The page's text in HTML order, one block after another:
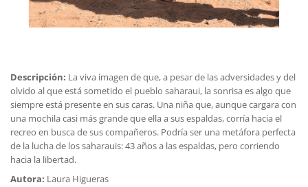
Descripción: La viva imagen de que, a pesar de las adversidades y del
olvido al que está sometido el pueblo saharaui, la sonrisa es algo que
siempre está presente en sus caras. Una niña que, aunque cargara con
una mochila casi más grande que ella a sus espaldas, corría hacia el
recreo en busca de sus compañeros. Podría ser una metáfora perfecta
de la lucha de los saharauis: 43 años a las espaldas, pero corriendo
hacia la libertad.
Autora: Laura Higueras